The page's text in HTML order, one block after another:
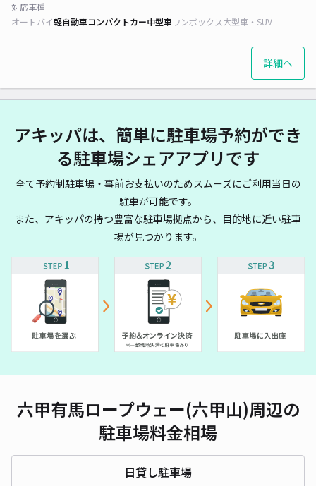
対応車種
オートバイ軽自動車コンパクトカー中型車ワンボックス大型車・SUV
詳細へ
アキッパは、簡単に駐車場予約ができ
る駐車場シェアアプリです
全て予約制駐車場・事前お支払いのためスムーズにご利用当日の
駐車が可能です。
また、アキッパの持つ豊富な駐車場拠点から、目的地に近い駐車
場が見つかります。
六甲有馬ロープウェー(六甲山)周辺の
駐車場料金相場
日貸し駐車場